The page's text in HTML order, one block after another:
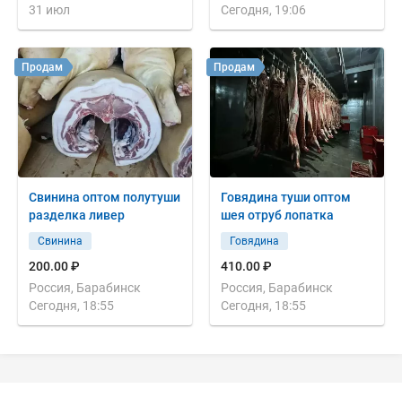
31 июл
Сегодня, 19:06
Свинина оптом полутуши
разделка ливер
Свинина
200.00 ₽
Россия, Барабинск
Сегодня, 18:55
Продам
Говядина туши оптом
шея отруб лопатка
Говядина
410.00 ₽
Россия, Барабинск
Сегодня, 18:55
Продам